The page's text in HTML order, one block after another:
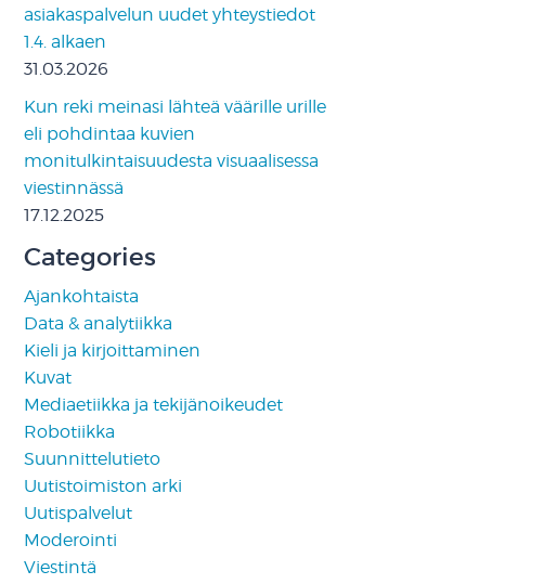
asiakaspalvelun uudet yhteystiedot
1.4. alkaen
31.03.2026
Kun reki meinasi lähteä väärille urille
eli pohdintaa kuvien
monitulkintaisuudesta visuaalisessa
viestinnässä
17.12.2025
Categories
Ajankohtaista
Data & analytiikka
Kieli ja kirjoittaminen
Kuvat
Mediaetiikka ja tekijänoikeudet
Robotiikka
Suunnittelutieto
Uutistoimiston arki
Uutispalvelut
Moderointi
Viestintä